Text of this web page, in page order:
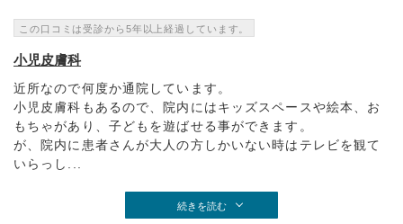
この口コミは受診から5年以上経過しています。
小児皮膚科
近所なので何度か通院しています。
小児皮膚科もあるので、院内にはキッズスペースや絵本、お
もちゃがあり、子どもを遊ばせる事ができます。
が、院内に患者さんが大人の方しかいない時はテレビを観て
いらっし...
続きを読む